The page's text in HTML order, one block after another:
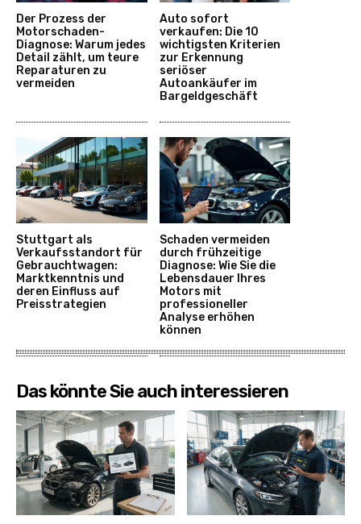
Der Prozess der
Motorschaden-
Diagnose: Warum jedes
Detail zählt, um teure
Reparaturen zu
vermeiden
Auto sofort
verkaufen: Die 10
wichtigsten Kriterien
zur Erkennung
seriöser
Autoankäufer im
Bargeldgeschäft
Stuttgart als
Verkaufsstandort für
Gebrauchtwagen:
Marktkenntnis und
deren Einfluss auf
Preisstrategien
Schaden vermeiden
durch frühzeitige
Diagnose: Wie Sie die
Lebensdauer Ihres
Motors mit
professioneller
Analyse erhöhen
können
Das könnte Sie auch interessieren